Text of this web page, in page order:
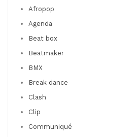
Afropop
Agenda
Beat box
Beatmaker
BMX
Break dance
Clash
Clip
Communiqué